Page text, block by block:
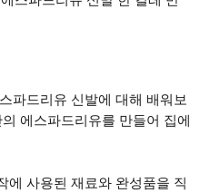
파드리유 신발에 대해 배워보
에스파드리유를 만들어 집에
에 사용된 재료와 완성품을 직